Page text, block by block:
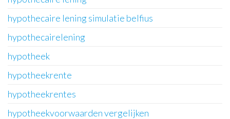
hypothecaire lening simulatie belfius
hypothecairelening
hypotheek
hypotheekrente
hypotheekrentes
hypotheekvoorwaarden vergelijken